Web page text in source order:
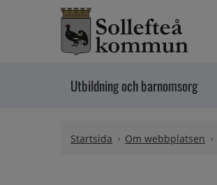
Hoppa till innehåll
Utbildning och barnomsorg
Startsida Om webbplatsen